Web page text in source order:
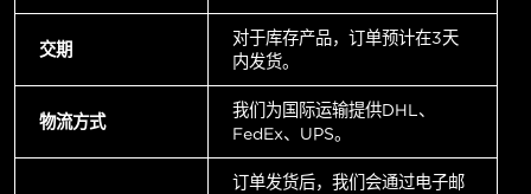
交期
对于库存产品，订单预计在3天
内发货。
物流方式
我们为国际运输提供DHL、
FedEx、UPS。
订单发货后，我们会通过电子邮